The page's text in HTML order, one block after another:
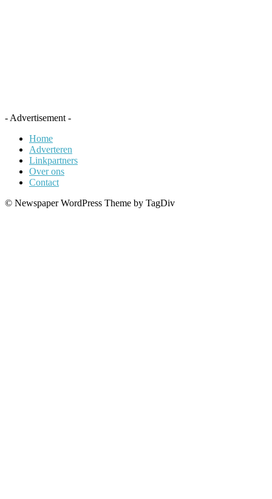
- Advertisement -
Home
Adverteren
Linkpartners
Over ons
Contact
© Newspaper WordPress Theme by TagDiv